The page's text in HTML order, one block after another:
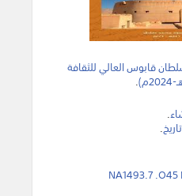
قابوس العالي للثقافة
.
.
تاريخ.
NA1493.7 .O45